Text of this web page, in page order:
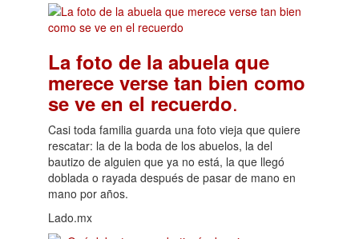
La foto de la abuela que
merece verse tan bien como
se ve en el recuerdo.
Casi toda familia guarda una foto vieja que quiere
rescatar: la de la boda de los abuelos, la del
bautizo de alguien que ya no está, la que llegó
doblada o rayada después de pasar de mano en
mano por años.
Lado.mx